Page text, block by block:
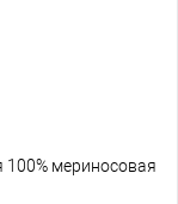
100% мериносовая